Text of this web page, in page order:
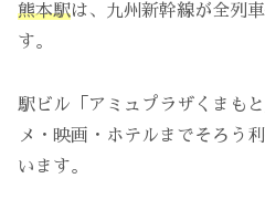
熊本駅は、九州新幹線が全列
す。
駅ビル「アミュプラザくまも
メ・映画・ホテルまでそろう
います。